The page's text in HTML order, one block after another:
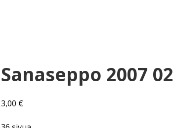
Sanaseppo 2007 02
3,00 €